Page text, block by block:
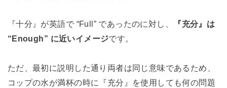
『十分』が英語で “Full” であったのに対し、
『充分』は
“Enough” に近いイメージです。
ただ、最初に説明した通り両者は同じ意味であるため、
コップの水が満杯の時に『充分』を使用しても何の問題